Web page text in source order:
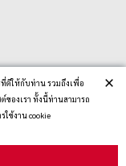
ดีให้กับท่าน รวมถึงเพื่อ
องเรา ทั้งนี้ท่านสามารถ
ช้งาน cookie
×